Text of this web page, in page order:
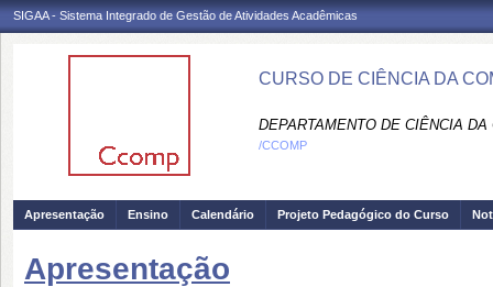
SIGAA - Sistema Integrado de Gestão de Atividades Acadêmicas
CURSO DE CIÊNCIA DA
DEPARTAMENTO DE CIÊNCIA
/CCOMP
Apresentação Ensino Calendário Projeto Pedagógico do Curso
Apresentação